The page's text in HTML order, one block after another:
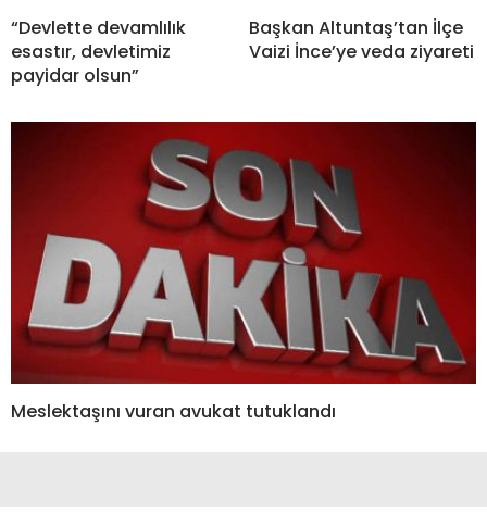
“Devlette devamlılık
esastır, devletimiz
payidar olsun”
Başkan Altuntaş’tan İlçe
Vaizi İnce’ye veda ziyareti
Meslektaşını vuran avukat tutuklandı